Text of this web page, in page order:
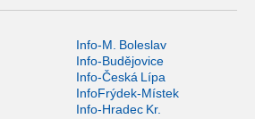
Info-M. Boleslav
Info-Budějovice
Info-Česká Lípa
InfoFrýdek-Místek
Info-Hradec Kr.